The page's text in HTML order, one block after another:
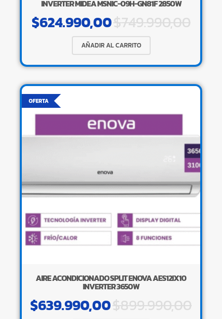
INVERTER MIDEA MSNIC-09H-GN81F 2850W
$624.990,00$749.990,00
AÑADIR AL CARRITO
OFERTA
AIRE ACONDICIONADO SPLIT ENOVA AES12IX10
INVERTER 3650W
$639.990,00$899.990,00